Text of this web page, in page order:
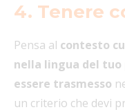
4. Tenere
Pensa al contesto
nella lingua del tuo
essere trasmesso
un criterio che devi